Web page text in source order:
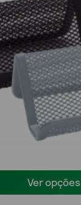
Ver opções